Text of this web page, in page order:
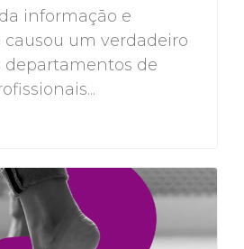
informação e
um verdadeiro
departamentos de